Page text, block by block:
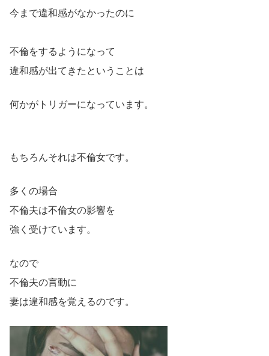
今まで違和感がなかったのに
不倫をするようになって
違和感が出てきたということは
何かがトリガーになっています。
もちろんそれは不倫女です。
多くの場合
不倫夫は不倫女の影響を
強く受けています。
なので
不倫夫の言動に
妻は違和感を覚えるのです。